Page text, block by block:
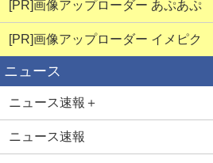
[PR]画像アップローダー あぷあぷ
[PR]画像アップローダー イメピク
ニュース
ニュース速報＋
ニュース速報